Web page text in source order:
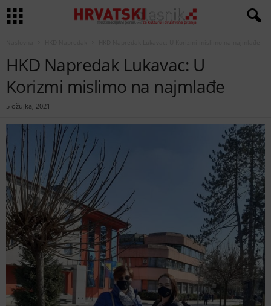
HKD Napredak Lukavac: U
Korizmi mislimo na najmlađe
5 ožujka, 2021